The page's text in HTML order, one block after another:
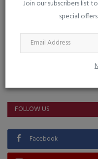
Join our subscribers list
special
FOLLOW US
Facebook